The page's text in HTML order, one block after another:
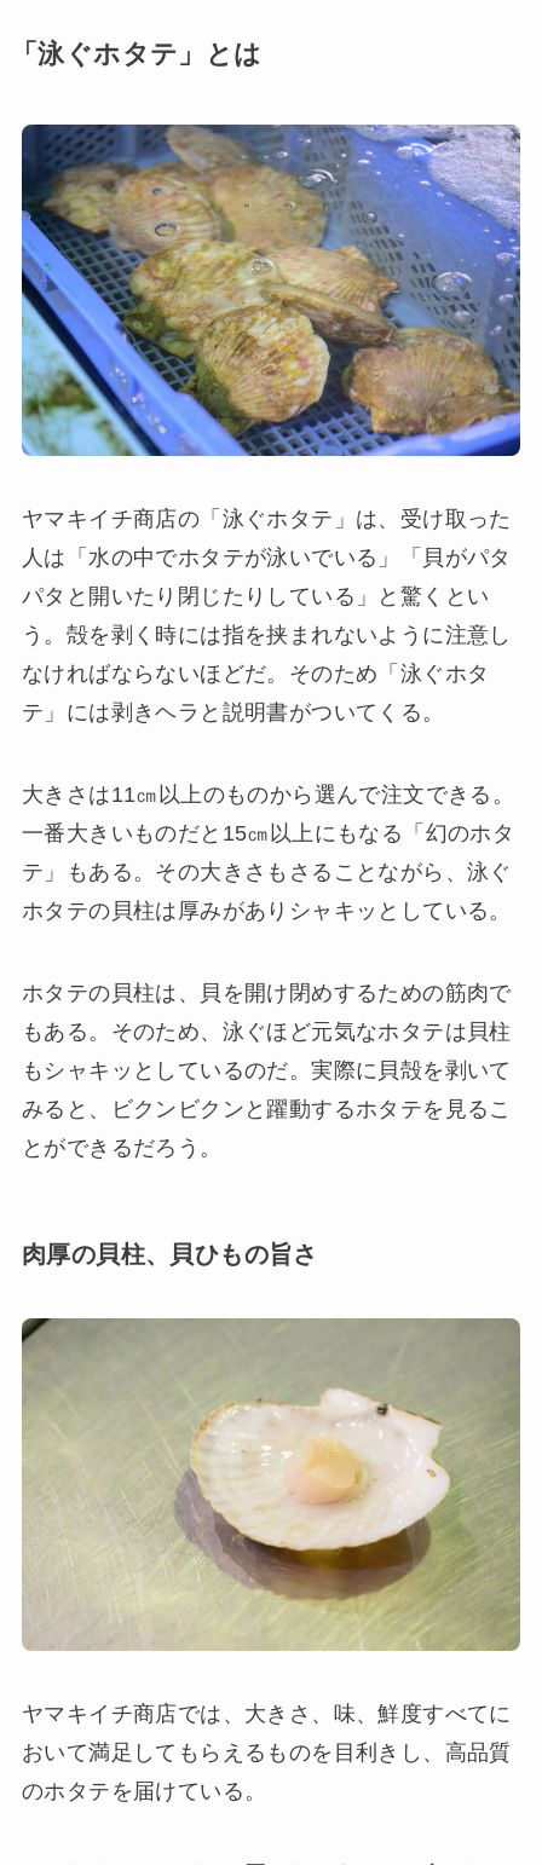
「泳ぐホタテ」とは
ヤマキイチ商店の「泳ぐホタテ」は、受け取った
人は「水の中でホタテが泳いでいる」「貝がパタ
パタと開いたり閉じたりしている」と驚くとい
う。殻を剥く時には指を挟まれないように注意し
なければならないほどだ。そのため「泳ぐホタ
テ」には剥きヘラと説明書がついてくる。
大きさは11㎝以上のものから選んで注文できる。
一番大きいものだと15㎝以上にもなる「幻のホタ
テ」もある。その大きさもさることながら、泳ぐ
ホタテの貝柱は厚みがありシャキッとしている。
ホタテの貝柱は、貝を開け閉めするための筋肉で
もある。そのため、泳ぐほど元気なホタテは貝柱
もシャキッとしているのだ。実際に貝殻を剥いて
みると、ビクンビクンと躍動するホタテを見るこ
とができるだろう。
肉厚の貝柱、貝ひもの旨さ
ヤマキイチ商店では、大きさ、味、鮮度すべてに
おいて満足してもらえるものを目利きし、高品質
のホタテを届けている。